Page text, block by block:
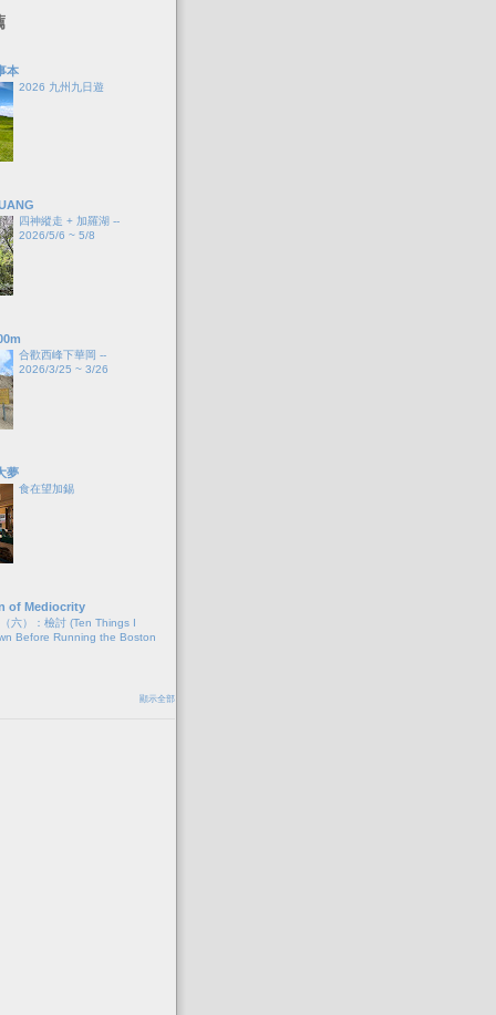
本
2026 九州九日遊
四神縱走 + 加羅湖 --
2026/5/6 ~ 5/8
合歡西峰下華岡 --
2026/3/25 ~ 3/26
夢
食在望加錫
of Mediocrity
六）：檢討 (Ten Things I
Before Running the Boston
顯示全部